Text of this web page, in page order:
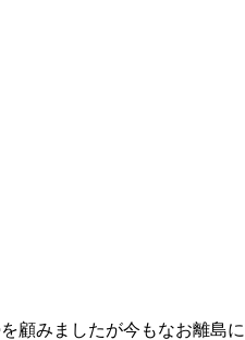
顧みましたが今もなお離島